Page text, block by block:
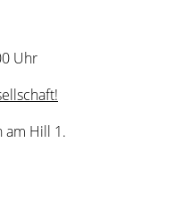
Uhr
am Hill 1.